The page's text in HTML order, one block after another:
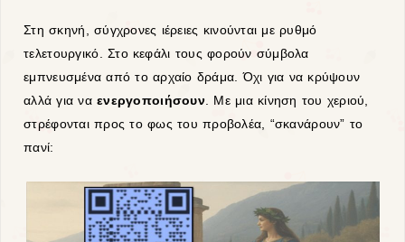
Στη σκηνή, σύγχρονες ιέρειες κινούνται με ρυθμό
τελετουργικό. Στο κεφάλι τους φορούν σύμβολα
εμπνευσμένα από το αρχαίο δράμα.Όχι για να κρύψουν
αλλά για ναενεργοποιήσουν
Με μια κίνηση του χεριού,
στρέφονται προς το φως του προβολέα, “σκανάρουν” το
πανί: